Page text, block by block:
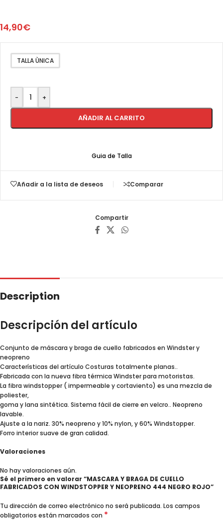
14,90€
TALLA ÙNICA
- +
AÑADIR AL CARRITO
Guia de Talla
Añadir a la lista de deseos Comparar
Compartir
Description
Descripción del artículo
Conjunto de máscara y braga de cuello fabricados en Windster y
neopreno
Características del artículo Costuras totalmente planas..
Fabricada con la nueva fibra térmica Windster para motoristas.
La fibra windstopper ( impermeable y cortaviento) es una mezcla de
poliester,
goma y lana sintética. Sistema fácil de cierre en velcro.. Neopreno
lavable.
Ajuste a la nariz. 30% neopreno y 10% nylon, y 60% Windstopper.
Forro interior suave de gran calidad.
Valoraciones
No hay valoraciones aún.
Sé el primero en valorar “MASCARA Y BRAGA DE CUELLO
FABRICADOS CON WINDSTOPPER Y NEOPRENO 444 NEGRO ROJO”
Tu dirección de correo electrónico no será publicada. Los campos
obligatorios están marcados con *